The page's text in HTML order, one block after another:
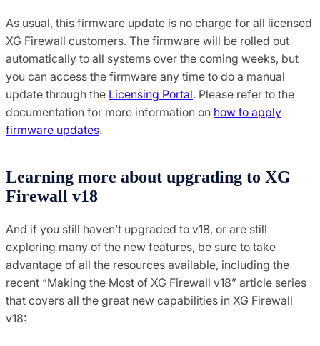
As usual, this firmware update is no charge for all licensed
XG Firewall customers. The firmware will be rolled out
automatically to all systems over the coming weeks, but
you can access the firmware any time to do a manual
update through the Licensing Portal. Please refer to the
documentation for more information on how to apply
firmware updates.
Learning more about upgrading to XG
Firewall v18
And if you still haven’t upgraded to v18, or are still
exploring many of the new features, be sure to take
advantage of all the resources available, including the
recent “Making the Most of XG Firewall v18” article series
that covers all the great new capabilities in XG Firewall
v18: